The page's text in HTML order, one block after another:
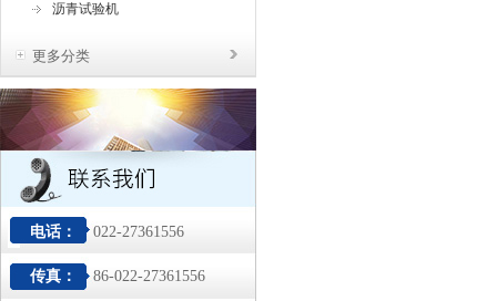
沥青试验机
更多分类
电话： 022-27361556
传真： 86-022-27361556